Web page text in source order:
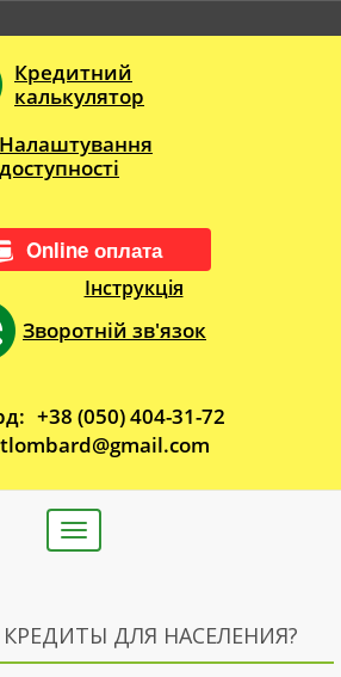
Кредитний
калькулятор
Налаштування
доступності
Online оплата
Інструкція
Зворотній зв'язок
+38 (050) 404-31-72
Toggle
navigation
ДЛЯ НАСЕЛЕНИЯ?